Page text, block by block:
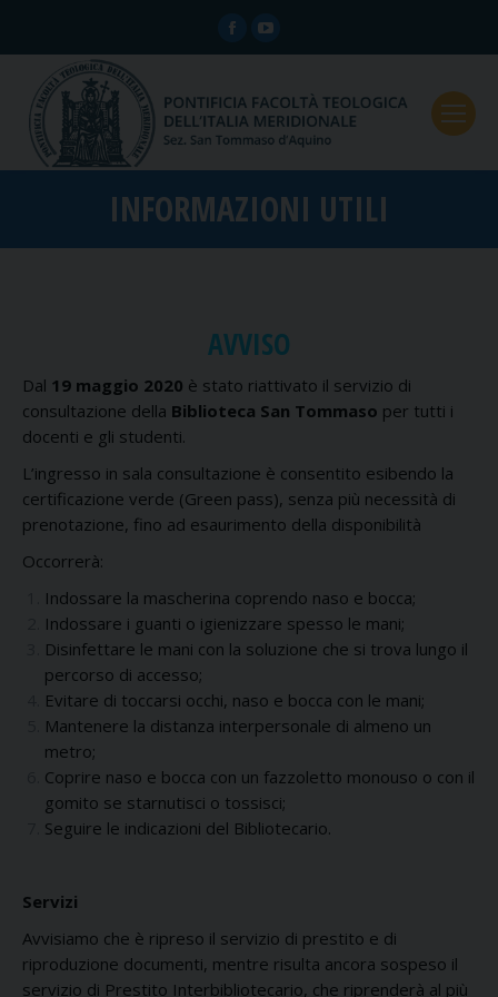
Facebook
page
in
new
window
page
in
new
window
INFORMAZIONI UTILI
AVVISO
Dal 19 maggio 2020 è stato riattivato il servizio di
consultazione della Biblioteca San Tommaso per tutti i
docenti e gli studenti.
L’ingresso in sala consultazione è consentito esibendo la
certificazione verde (Green pass), senza più necessità di
prenotazione, fino ad esaurimento della disponibilità
Occorrerà:
Indossare la mascherina coprendo naso e bocca;
Indossare i guanti o igienizzare spesso le mani;
Disinfettare le mani con la soluzione che si trova lungo il
percorso di accesso;
Evitare di toccarsi occhi, naso e bocca con le mani;
Mantenere la distanza interpersonale di almeno un
metro;
Coprire naso e bocca con un fazzoletto monouso o con il
gomito se starnutisci o tossisci;
Seguire le indicazioni del Bibliotecario.
Servizi
Avvisiamo che è ripreso il servizio di prestito e di
riproduzione documenti, mentre risulta ancora sospeso il
servizio di Prestito Interbibliotecario, che riprenderà al più